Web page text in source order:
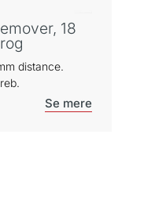
18
distance.